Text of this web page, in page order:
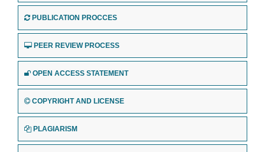
PUBLICATION PROCCES
PEER REVIEW PROCESS
OPEN ACCESS STATEMENT
COPYRIGHT AND LICENSE
PLAGIARISM